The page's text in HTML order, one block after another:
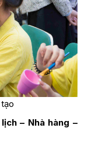
– Nhà hàng –